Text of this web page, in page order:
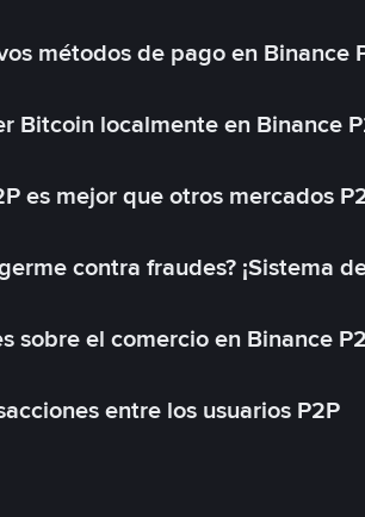
métodos de pago en Binance
Bitcoin localmente en Binance
es mejor que otros mercados
contra fraudes? ¡Sistema
sobre el comercio en Binance
entre los usuarios P2P